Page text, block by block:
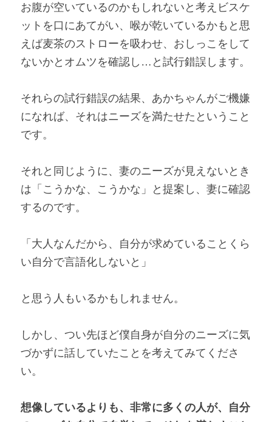
お腹が空いているのかもしれないと考えビスケ
ットを口にあてがい、喉が乾いているかもと思
えば麦茶のストローを吸わせ、おしっこをして
ないかとオムツを確認し…と試行錯誤します。
それらの試行錯誤の結果、あかちゃんがご機嫌
になれば、それはニーズを満たせたということ
です。
それと同じように、妻のニーズが見えないとき
は「こうかな、こうかな」と提案し、妻に確認
するのです。
「大人なんだから、自分が求めていることくら
い自分で言語化しないと」
と思う人もいるかもしれません。
しかし、つい先ほど僕自身が自分のニーズに気
づかずに話していたことを考えてみてくださ
い。
想像しているよりも、非常に多くの人が、自分